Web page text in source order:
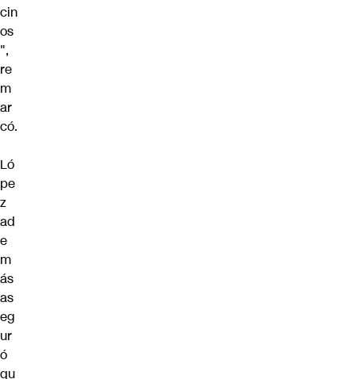
cin
os
",
re
m
ar
có.
Ló
pe
z
ad
e
m
ás
as
eg
ur
ó
qu